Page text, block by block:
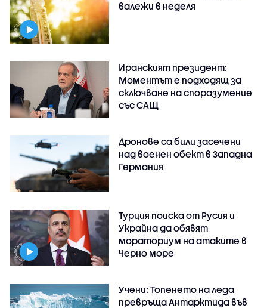
валежи в неделя
Иранският президент:
Моментът е подходящ за
сключване на споразумение
със САЩ
Дронове са били засечени
над военен обект в Западна
Германия
Турция поиска от Русия и
Украйна да обявят
мораториум на атаките в
Черно море
Учени: Топенето на леда
превръща Антарктида във